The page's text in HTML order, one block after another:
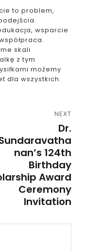
to problem,
wsparcie
skali
z tym
możemy
dla wszystkich.
NEXT
Dr.
nan’s 124th
Birthday
Award
Ceremony
Invitation